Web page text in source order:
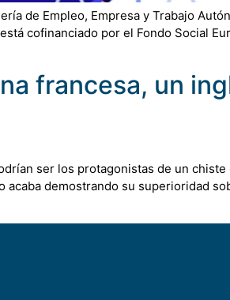
de Empleo, Empresa y Trabajo
cofinanciado por el Fondo Social
francesa, un
ser los protagonistas de un chiste
demostrando su superioridad